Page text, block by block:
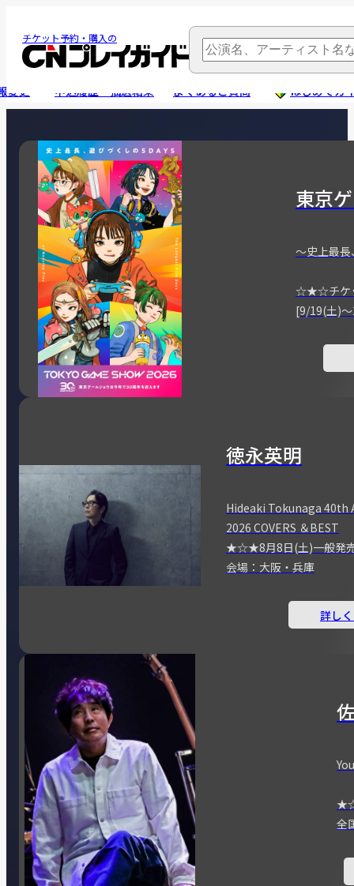
チケット予約・購入の
変更 申込履歴・抽選結果 よくあるご質問 はじめてガ
東京
～史上最長
☆★☆チケ
[9/19(土)
徳永英明
Hideaki Tokunaga 40th
2026 COVERS ＆BEST
★☆★8月8日(土)一般
会場：大阪・兵庫
詳し
全